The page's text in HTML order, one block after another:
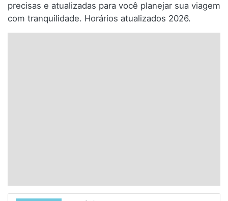
Paraná
Santa Catarina
precisas e atualizadas para você planejar sua viagem
com tranquilidade. Horários atualizados 2026.